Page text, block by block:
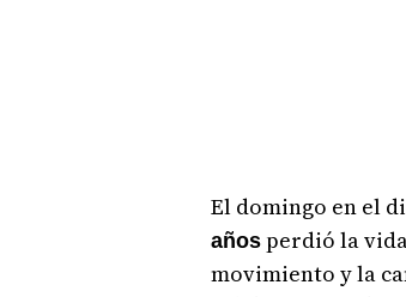
El domingo en el
añosperdió la
movimiento y la